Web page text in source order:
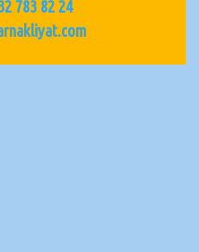
783 82 24